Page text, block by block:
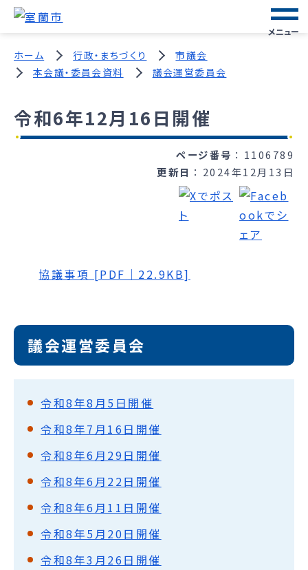
メニュー
ホーム 行政・まちづくり
市議会
本会議・委員会資料
議会運営委員会
令和6年12月16日開催
ページ番号
1106789
更新日
2024年12月13日
協議事項 [PDF｜22.9KB]
議会運営委員会
令和8年8月5日開催
令和8年7月16日開催
令和8年6月29日開催
令和8年6月22日開催
令和8年6月11日開催
令和8年5月20日開催
令和8年3月26日開催